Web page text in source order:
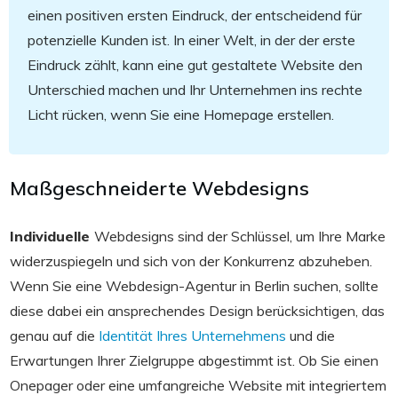
einen positiven ersten Eindruck, der entscheidend für
potenzielle Kunden ist. In einer Welt, in der der erste
Eindruck zählt, kann eine gut gestaltete Website den
Unterschied machen und Ihr Unternehmen ins rechte
Licht rücken, wenn Sie eine Homepage erstellen.
Maßgeschneiderte Webdesigns
Individuelle Webdesigns sind der Schlüssel, um Ihre Marke
widerzuspiegeln und sich von der Konkurrenz abzuheben.
Wenn Sie eine Webdesign-Agentur in Berlin suchen, sollte
diese dabei ein ansprechendes Design berücksichtigen, das
genau auf die Identität Ihres Unternehmens und die
Erwartungen Ihrer Zielgruppe abgestimmt ist. Ob Sie einen
Onepager oder eine umfangreiche Website mit integriertem